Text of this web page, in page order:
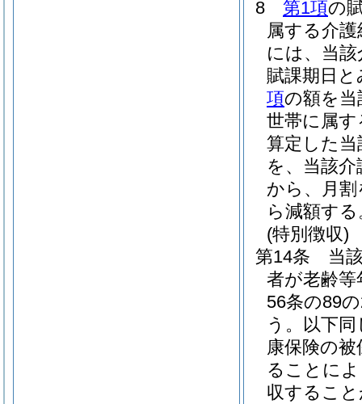
8
第1項の
属する介
には、当
賦課期日
項の額を当
世帯に属
算定した
を、当該
から、月
ら減額する
(特別徴収)
第14条
当
者が老齢等
56条の89
う。以下同
康保険の
ることに
収するこ